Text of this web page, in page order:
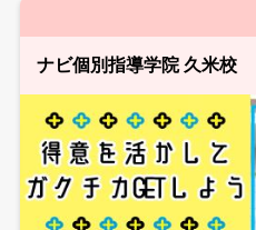
ナビ個別指導学院 久米校